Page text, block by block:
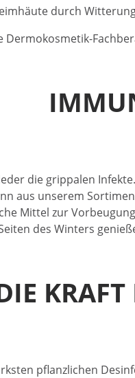
durch
Dermokosmetik-
die grippalen
aus unserem
Mittel zur
des Winters
pflanzlichen